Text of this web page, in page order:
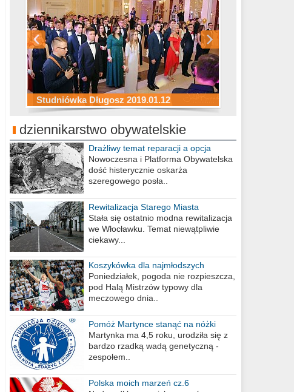
Studniówka Długosz 2019.01.12
ZS Budowlanych 2019.01.12
Studniówka LZK 2019.01.11
dziennikarstwo obywatelskie
Drażliwy temat reparacji a opcja
berlińska
Nowoczesna i Platforma Obywatelska
dość histerycznie oskarża
szeregowego posła..
Rewitalizacja Starego Miasta
Stała się ostatnio modna rewitalizacja
we Włocławku. Temat niewątpliwie
ciekawy...
Koszykówka dla najmłodszych
Poniedziałek, pogoda nie rozpieszcza,
pod Halą Mistrzów typowy dla
meczowego dnia..
Pomóż Martynce stanąć na nóżki
Martynka ma 4,5 roku, urodziła się z
bardzo rzadką wadą genetyczną -
zespołem..
Polska moich marzeń cz.6